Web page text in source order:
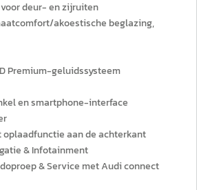
deur- en zijruiten
akoestische beglazing,
Premium-geluidssysteem
en smartphone-interface
oplaadfunctie aan de achterkant
& Infotainment
& Service met Audi connect